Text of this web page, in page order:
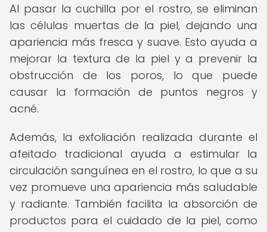
Al pasar la cuchilla por el rostro, se eliminan
las células muertas de la piel, dejando una
apariencia más fresca y suave. Esto ayuda a
mejorar la textura de la piel y a prevenir la
obstrucción de los poros, lo que puede
causar la formación de puntos negros y
acné.
Además, la exfoliación realizada durante el
afeitado tradicional ayuda a estimular la
circulación sanguínea en el rostro, lo que a su
vez promueve una apariencia más saludable
y radiante. También facilita la absorción de
productos para el cuidado de la piel, como